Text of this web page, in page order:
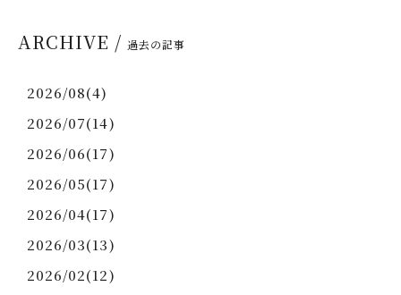
ARCHIVE / 過去の記事
2026/08(4)
2026/07(14)
2026/06(17)
2026/05(17)
2026/04(17)
2026/03(13)
2026/02(12)